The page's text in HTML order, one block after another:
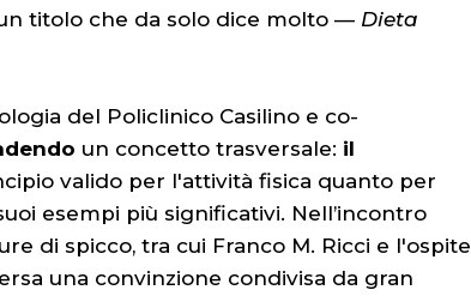
titolo che da solo dice molto — Dieta
del Policlinico Casilino e co-
un concetto trasversale: il
valido per l'attività fisica quanto per
esempi più significativi. Nell’incontro
di spicco, tra cui Franco M. Ricci e l'ospite
una convinzione condivisa da gran